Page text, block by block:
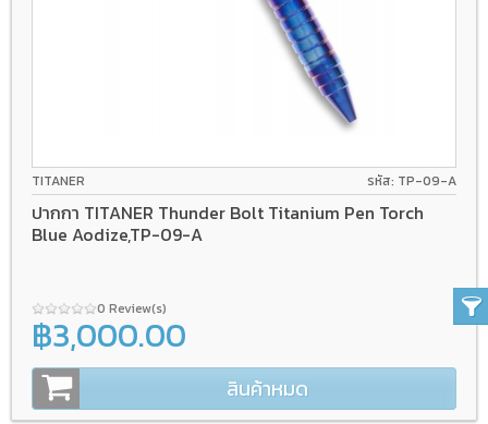
TITANER รหัส: TP-09-A
ปากกา TITANER Thunder Bolt Titanium Pen Torch
Blue Aodize,TP-09-A
0 Review(s)
฿3,000.00
สินค้าหมด